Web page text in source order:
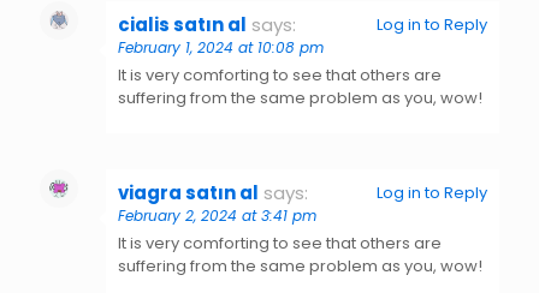
cialis satın al says:
February 1, 2024 at 10:08 pm
It is very comforting to see that others are
suffering from the same problem as you, wow!
Log in to Reply
viagra satın al says:
February 2, 2024 at 3:41 pm
It is very comforting to see that others are
suffering from the same problem as you, wow!
Log in to Reply